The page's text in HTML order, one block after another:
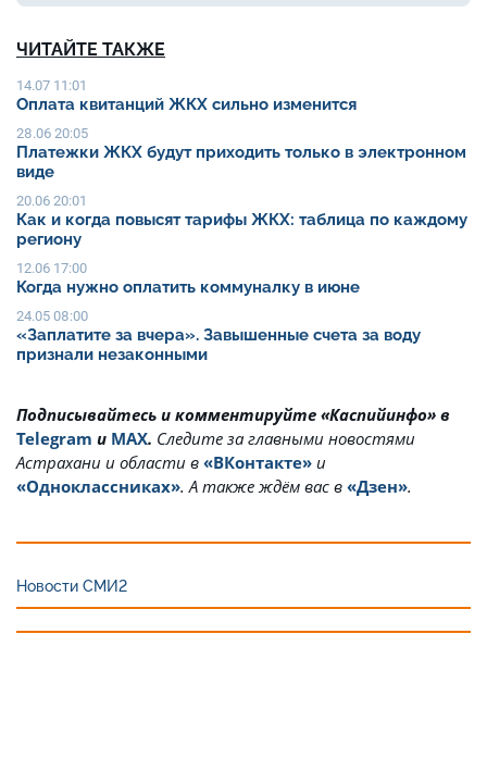
ЧИТАЙТЕ ТАКЖЕ
14.07 11:01
Оплата квитанций ЖКХ сильно изменится
28.06 20:05
Платежки ЖКХ будут приходить только в электронном
виде
20.06 20:01
Как и когда повысят тарифы ЖКХ: таблица по каждому
региону
12.06 17:00
Когда нужно оплатить коммуналку в июне
24.05 08:00
«Заплатите за вчера». Завышенные счета за воду
признали незаконными
Подписывайтесь и комментируйте «Каспийинфо» в
Telegram и MAX. Cледите за главными новостями
Астрахани и области в «ВКонтакте» и
«Одноклассниках». А также ждём вас в «Дзен».
Новости СМИ2